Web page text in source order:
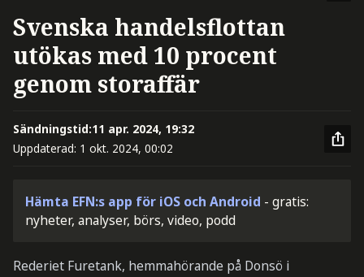
Svenska handelsflottan
utökas med 10 procent
genom storaffär
Sändningstid:11 apr. 2024, 19:32
Uppdaterad: 1 okt. 2024, 00:02
Hämta EFN:s app för iOS och Android - gratis:
nyheter, analyser, börs, video, podd
Rederiet Furetank, hemmahörande på Donsö i